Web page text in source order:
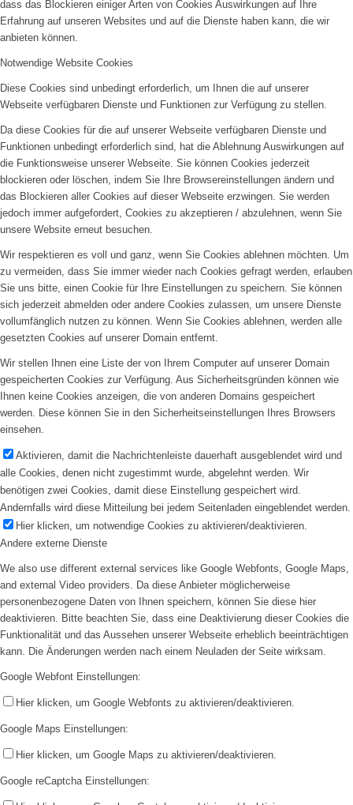
dass das Blockieren einiger Arten von Cookies Auswirkungen auf Ihre
Erfahrung auf unseren Websites und auf die Dienste haben kann, die wir
anbieten können.
Notwendige Website Cookies
Diese Cookies sind unbedingt erforderlich, um Ihnen die auf unserer
Webseite verfügbaren Dienste und Funktionen zur Verfügung zu stellen.
Da diese Cookies für die auf unserer Webseite verfügbaren Dienste und
Funktionen unbedingt erforderlich sind, hat die Ablehnung Auswirkungen auf
die Funktionsweise unserer Webseite. Sie können Cookies jederzeit
blockieren oder löschen, indem Sie Ihre Browsereinstellungen ändern und
das Blockieren aller Cookies auf dieser Webseite erzwingen. Sie werden
jedoch immer aufgefordert, Cookies zu akzeptieren / abzulehnen, wenn Sie
unsere Website erneut besuchen.
Wir respektieren es voll und ganz, wenn Sie Cookies ablehnen möchten. Um
zu vermeiden, dass Sie immer wieder nach Cookies gefragt werden, erlauben
Sie uns bitte, einen Cookie für Ihre Einstellungen zu speichern. Sie können
sich jederzeit abmelden oder andere Cookies zulassen, um unsere Dienste
vollumfänglich nutzen zu können. Wenn Sie Cookies ablehnen, werden alle
gesetzten Cookies auf unserer Domain entfernt.
Wir stellen Ihnen eine Liste der von Ihrem Computer auf unserer Domain
gespeicherten Cookies zur Verfügung. Aus Sicherheitsgründen können wie
Ihnen keine Cookies anzeigen, die von anderen Domains gespeichert
werden. Diese können Sie in den Sicherheitseinstellungen Ihres Browsers
einsehen.
Aktivieren, damit die Nachrichtenleiste dauerhaft ausgeblendet wird und
alle Cookies, denen nicht zugestimmt wurde, abgelehnt werden. Wir
benötigen zwei Cookies, damit diese Einstellung gespeichert wird.
Andernfalls wird diese Mitteilung bei jedem Seitenladen eingeblendet werden.
Hier klicken, um notwendige Cookies zu aktivieren/deaktivieren.
Andere externe Dienste
We also use different external services like Google Webfonts, Google Maps,
and external Video providers. Da diese Anbieter möglicherweise
personenbezogene Daten von Ihnen speichern, können Sie diese hier
deaktivieren. Bitte beachten Sie, dass eine Deaktivierung dieser Cookies die
Funktionalität und das Aussehen unserer Webseite erheblich beeinträchtigen
kann. Die Änderungen werden nach einem Neuladen der Seite wirksam.
Google Webfont Einstellungen:
Hier klicken, um Google Webfonts zu aktivieren/deaktivieren.
Google Maps Einstellungen:
Hier klicken, um Google Maps zu aktivieren/deaktivieren.
Google reCaptcha Einstellungen: